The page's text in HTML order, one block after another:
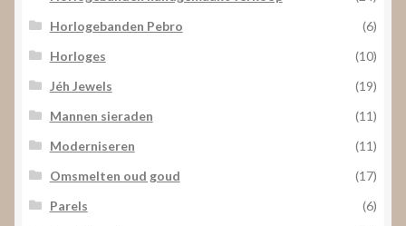
Horlogebanden Pebro
(6)
Horloges
(10)
Jéh Jewels
(19)
Mannen sieraden
(11)
Moderniseren
(11)
Omsmelten oud goud
(17)
Parels
(6)